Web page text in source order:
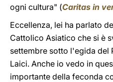
ogni cultura" (Caritas in
Eccellenza, lei ha parlato
Cattolico Asiatico che si è
settembre sotto l'egida del
Laici. Anche io vedo in
importante della feconda